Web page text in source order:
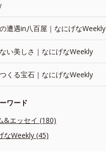
遭遇in八百屋｜なにげなWeekly
い美しさ｜なにげなWeekly
くる宝石｜なにげなWeekly
ワード
&エッセイ (180)
なWeekly (45)